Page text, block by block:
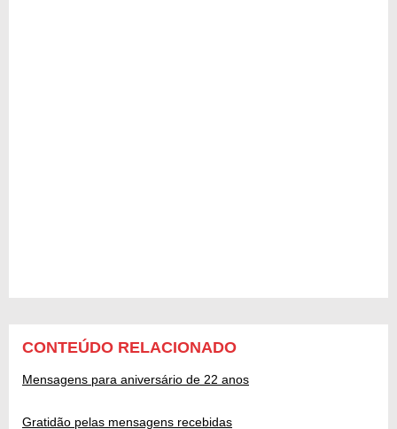
CONTEÚDO RELACIONADO
Mensagens para aniversário de 22 anos
Gratidão pelas mensagens recebidas